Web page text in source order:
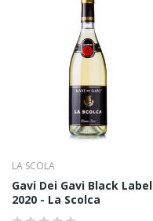
LA SCOLA
Gavi Dei Gavi Black Label
2020 - La Scolca